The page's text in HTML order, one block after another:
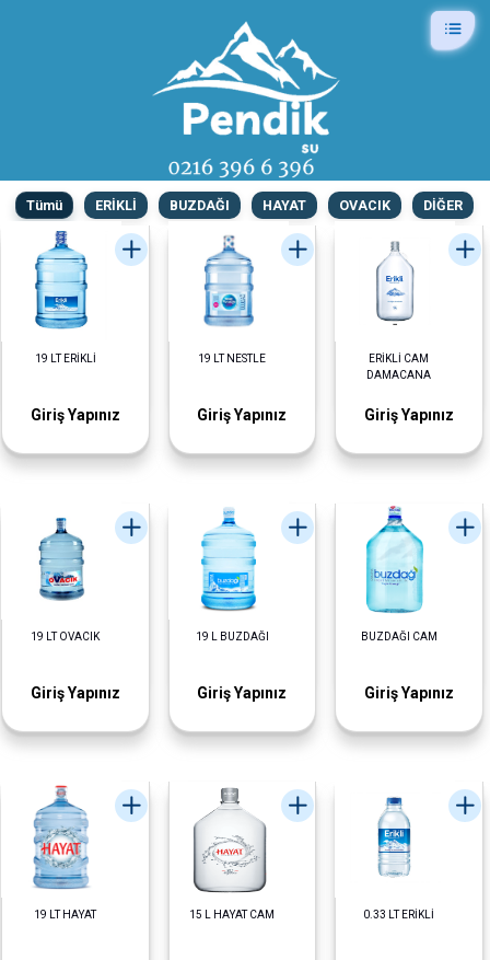
Tümü ERİKLİ BUZDAĞI HAYAT OVACIK DİĞER
19 LT ERİKLİ
Giriş Yapınız
19 LT NESTLE
Giriş Yapınız
ERİKLİ CAM
DAMACANA
Giriş Yapınız
19 LT OVACIK
Giriş Yapınız
19 L BUZDAĞI
Giriş Yapınız
BUZDAĞI CAM
Giriş Yapınız
19 LT HAYAT 15 L HAYAT CAM 0.33 LT ERİKLİ